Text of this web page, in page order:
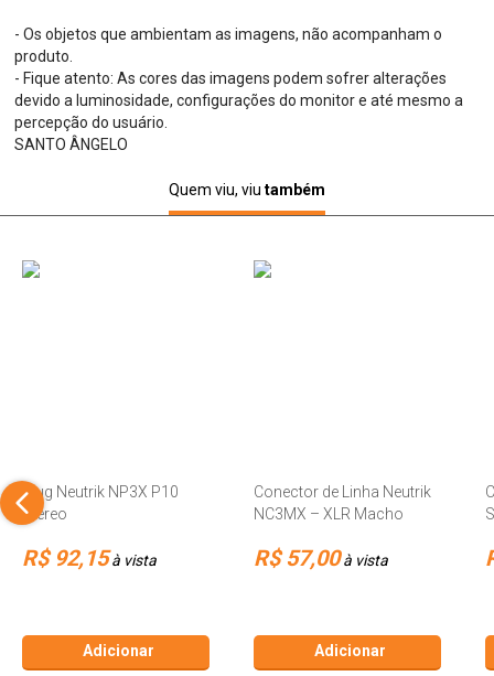
- Os objetos que ambientam as imagens, não acompanham o
produto.
- Fique atento: As cores das imagens podem sofrer alterações
devido a luminosidade, configurações do monitor e até mesmo a
percepção do usuário.
SANTO ÂNGELO
Quem viu, viu também
Plug Neutrik NP3X P10
Stereo
R$ 92,15à vista
Adicionar
Conector de Linha Neutrik
NC3MX – XLR Macho
R$ 57,00à vista
Adicionar